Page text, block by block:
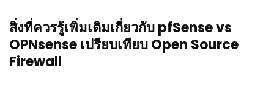
สิ่งที่ควรรู้เพิ่มเติมเกี่ยวกับ pfSense vs
OPNsense เปรียบเทียบ Open Source
Firewall